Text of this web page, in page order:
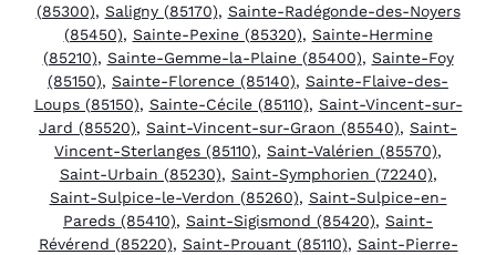
(85300), Saligny (85170), Sainte-Radégonde-des-Noyers
(85450), Sainte-Pexine (85320), Sainte-Hermine
(85210), Sainte-Gemme-la-Plaine (85400), Sainte-Foy
(85150), Sainte-Florence (85140), Sainte-Flaive-des-
Loups (85150), Sainte-Cécile (85110), Saint-Vincent-sur-
Jard (85520), Saint-Vincent-sur-Graon (85540), Saint-
Vincent-Sterlanges (85110), Saint-Valérien (85570),
Saint-Urbain (85230), Saint-Symphorien (72240),
Saint-Sulpice-le-Verdon (85260), Saint-Sulpice-en-
Pareds (85410), Saint-Sigismond (85420), Saint-
Révérend (85220), Saint-Prouant (85110), Saint-Pierre-